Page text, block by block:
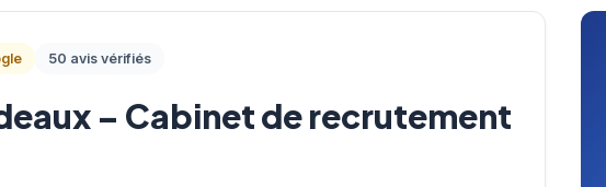
50 avis vérifiés
– Cabinet de recrutement